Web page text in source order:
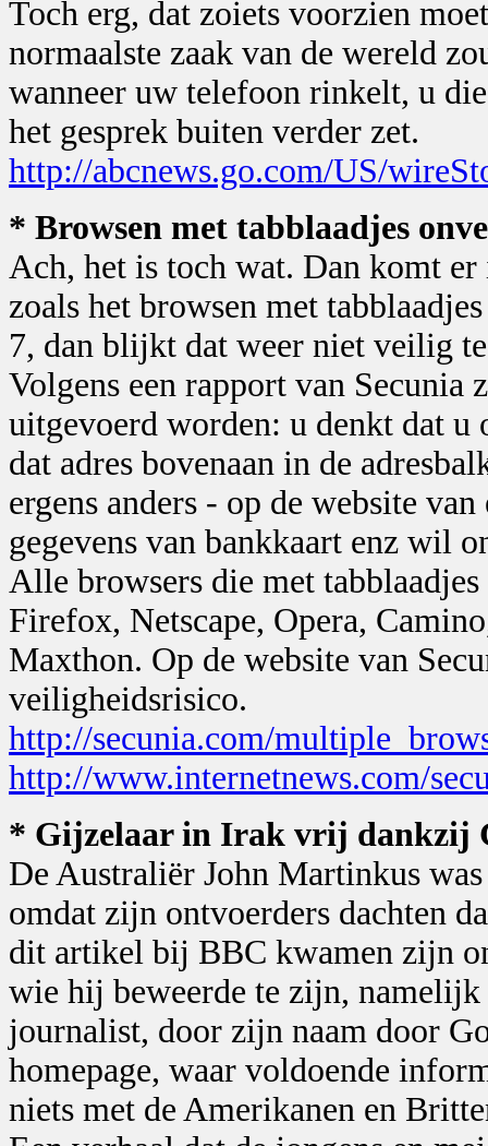
Toch erg, dat zoiets voorzien
normaalste zaak van de wereld
wanneer uw telefoon rinkelt, u
het gesprek buiten verder zet.
http://abcnews.go.com/US/
* Browsen met tabblaadjes
Ach, het is toch wat. Dan komt
zoals het browsen met
7, dan blijkt dat weer niet veilig
Volgens een rapport van Secunia
uitgevoerd worden: u denkt dat u
dat adres bovenaan in de
ergens anders - op de website
gegevens van bankkaart enz wil
Alle browsers die met
Firefox, Netscape, Opera,
Maxthon. Op de website van
veiligheidsrisico.
http://secunia.com/
http://www.internetnews.com/
* Gijzelaar in Irak vrij dankzij
De Australiër John Martinkus
omdat zijn ontvoerders dachten
dit artikel bij BBC kwamen zijn
wie hij beweerde te zijn,
journalist, door zijn naam door
homepage, waar voldoende
niets met de Amerikanen en